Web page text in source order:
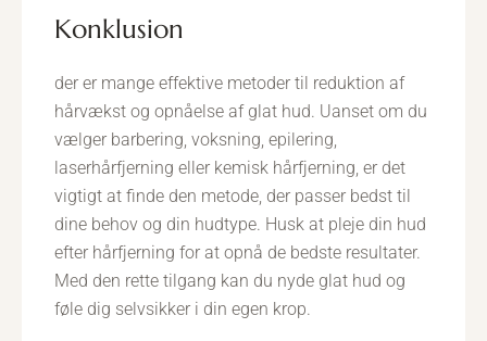
konklusion
der er mange effektive metoder til reduktion af
hårvækst og opnåelse af glat hud. Uanset om du
vælger barbering, voksning, epilering,
laserhårfjerning eller kemisk hårfjerning, er det
vigtigt at finde den metode, der passer bedst til
dine behov og din hudtype. Husk at pleje din hud
efter hårfjerning for at opnå de bedste resultater.
Med den rette tilgang kan du nyde glat hud og
føle dig selvsikker i din egen krop.